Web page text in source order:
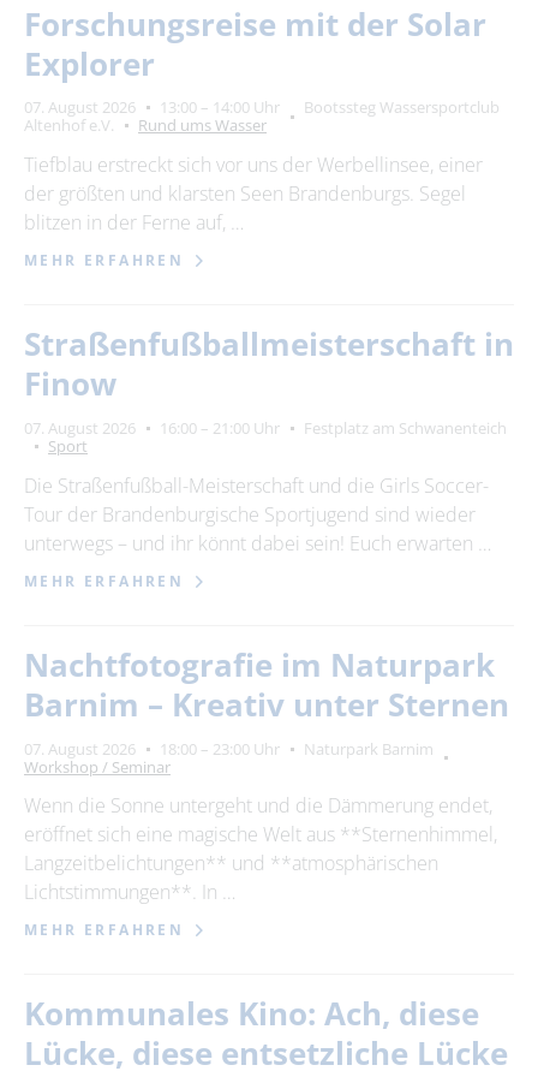
Forschungsreise mit der Solar
Explorer
07. August 2026 13:00 – 14:00 Uhr
Bootssteg Wassersportclub
Altenhof e.V.
Rund ums Wasser
Tiefblau erstreckt sich vor uns der Werbellinsee, einer
der größten und klarsten Seen Brandenburgs. Segel
blitzen in der Ferne auf, …
MEHR ERFAHREN
Straßenfußballmeisterschaft in
Finow
07. August 2026 16:00 – 21:00 Uhr
Festplatz am Schwanenteich
Sport
Die Straßenfußball-Meisterschaft und die Girls Soccer-
Tour der Brandenburgische Sportjugend sind wieder
unterwegs – und ihr könnt dabei sein! Euch erwarten …
MEHR ERFAHREN
Nachtfotografie im Naturpark
Barnim – Kreativ unter Sternen
07. August 2026 18:00 – 23:00 Uhr
Naturpark Barnim
Workshop / Seminar
Wenn die Sonne untergeht und die Dämmerung endet,
eröffnet sich eine magische Welt aus **Sternenhimmel,
Langzeitbelichtungen** und **atmosphärischen
Lichtstimmungen**. In …
MEHR ERFAHREN
Kommunales Kino: Ach, diese
Lücke, diese entsetzliche Lücke